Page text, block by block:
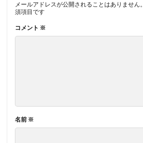
メールアドレスが公開されることはありません。
須項目です
コメント ※
名前 ※